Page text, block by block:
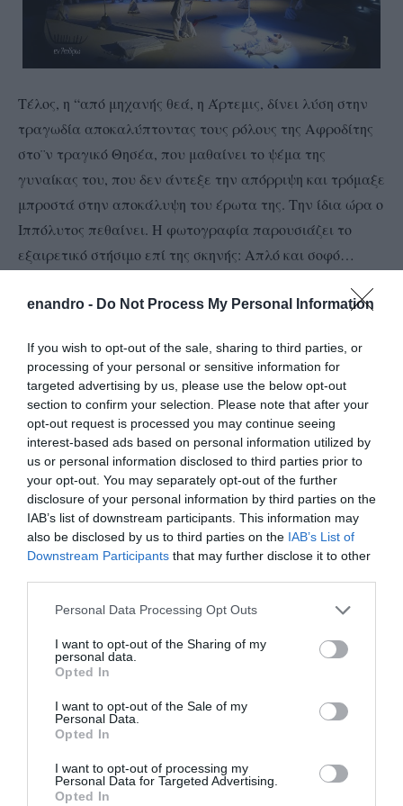
enandro - Do Not Process My Personal Information
If you wish to opt-out of the sale, sharing to third parties, or
processing of your personal or sensitive information for
targeted advertising by us, please use the below opt-out
section to confirm your selection. Please note that after your
opt-out request is processed you may continue seeing
interest-based ads based on personal information utilized by
us or personal information disclosed to third parties prior to
your opt-out. You may separately opt-out of the further
disclosure of your personal information by third parties on the
IAB’s list of downstream participants. This information may
also be disclosed by us to third parties on the IAB’s List of
Downstream Participants that may further disclose it to other
Please note that this website/app uses one or more Google
not limited to your visit or usage behaviour. You may click to
grant or deny consent to Google and its third-party tags to
use your data for below specified purposes in below Google
consent section.
Personal Data Processing Opt Outs
I want to opt-out of the Sharing of my
personal data.
Opted In
I want to opt-out of the Sale of my
Personal Data.
Opted In
I want to opt-out of processing my
Personal Data for Targeted Advertising.
Opted In
Τέλος, η “από μηχανής θεά, η Άρτεμις, δίνει λύση στην
τραγωδία αποκαλύπτοντας τους ρόλους της Αφροδίτης
στο¨ν τραγικό Θησέα, που μαθαίνει το ψέμα της
γυναίκας του, που δεν άντεξε την απόρριψη και τρόμαξε
μπροστά στην αποκάλυψη του έρωτα της. Την ίδια ώρα ο
Ιππόλυτος πεθαίνει. Η φωτογραφία παρουσιάζει το
εξαιρετικό στήσιμο επί της σκηνής: Απλό και σοφό…
Με την ολοκλήρωση του έργου , τα πάθη, οι αξίες και οι
αντιφάσεις των ανθρώπων συναντώνται με τον θάνατο.
στην ολοκλήρωση του. Ανάμεσα στον θρήνο του Θησέα
των αδυναμιών των ανθρώπων, επέρχεται “το έλεος και
ο φόβος με τον οποίο ολοκληρώνεται η θεατρική
διαδρομή και φτάνει η τραγωδία στην κάθαρση” κατά
τον αξεπέραστο ανά τους αιώνες ορισμό του